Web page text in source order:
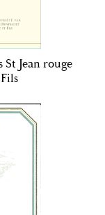
St Jean rouge